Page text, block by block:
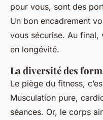
pour vous, sont des
Un bon encadrement
vous sécurise. Au
en longévité.
La diversité des
Le piège du fitness,
Musculation pure,
séances. Or, le corps